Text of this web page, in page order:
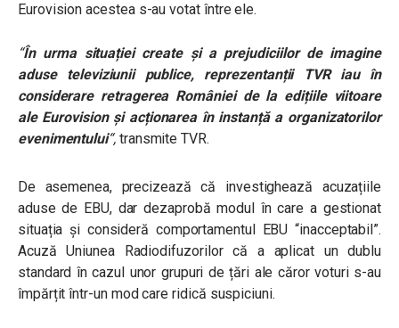
Eurovision acestea s-au votat între ele.
“În urma situației create și a prejudiciilor de imagine
aduse televiziunii publice, reprezentanții TVR iau în
considerare retragerea României de la edițiile viitoare
ale Eurovision și acționarea în instanță a organizatorilor
evenimentului“,transmite TVR.
De asemenea, precizează că investighează acuzațiile
aduse de EBU, dar dezaprobă modul în care a gestionat
situația și consideră comportamentul EBU “inacceptabil”.
Acuză Uniunea Radiodifuzorilor că a aplicat un dublu
standard în cazul unor grupuri de țări ale căror voturi s-au
împărțit într-un mod care ridică suspiciuni.